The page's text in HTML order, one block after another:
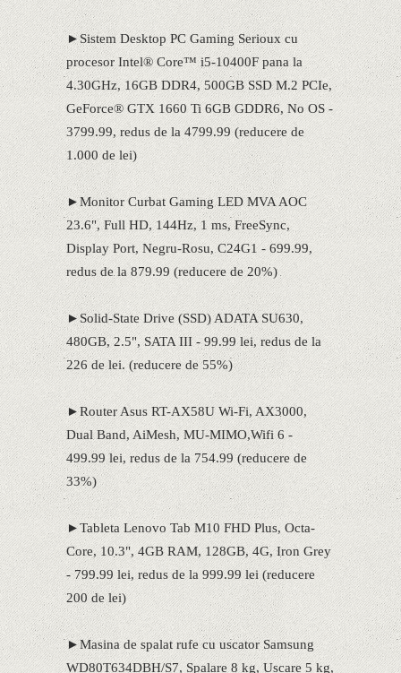
►Sistem Desktop PC Gaming Serioux cu
procesor Intel® Core™ i5-10400F pana la
4.30GHz, 16GB DDR4, 500GB SSD M.2 PCIe,
GeForce® GTX 1660 Ti 6GB GDDR6, No OS -
3799.99, redus de la 4799.99 (reducere de
1.000 de lei)
►Monitor Curbat Gaming LED MVA AOC
23.6", Full HD, 144Hz, 1 ms, FreeSync,
Display Port, Negru-Rosu, C24G1 - 699.99,
redus de la 879.99 (reducere de 20%)
►Solid-State Drive (SSD) ADATA SU630,
480GB, 2.5", SATA III - 99.99 lei, redus de la
226 de lei. (reducere de 55%)
►Router Asus RT-AX58U Wi-Fi, AX3000,
Dual Band, AiMesh, MU-MIMO,Wifi 6 -
499.99 lei, redus de la 754.99 (reducere de
33%)
►Tableta Lenovo Tab M10 FHD Plus, Octa-
Core, 10.3", 4GB RAM, 128GB, 4G, Iron Grey
- 799.99 lei, redus de la 999.99 lei (reducere
200 de lei)
►Masina de spalat rufe cu uscator Samsung
WD80T634DBH/S7, Spalare 8 kg, Uscare 5 kg,